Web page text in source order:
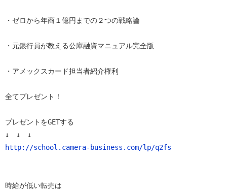
・ゼロから年商１億円までの２つの戦略論
・元銀行員が教える公庫融資マニュアル完全版
・アメックスカード担当者紹介権利
全てプレゼント！
プレゼントをGETする
http://school.camera-business.com/lp/q2fs
時給が低い転売は